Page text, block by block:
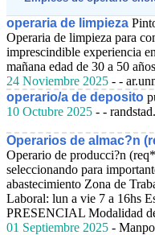
operaria de limpieza
Operaria de limpieza para
imprescindible experiencia
mañana edad de 30 a 50
24 Noviembre 2025 - -
operario/a de deposito
10 Octubre 2025 - -
Operarios de almac?n
Operario de producci?n
seleccionando para
abastecimiento Zona de
Laboral: lun a vie 7 a 16hs
PRESENCIAL Modalidad
01 Septiembre 2025 -